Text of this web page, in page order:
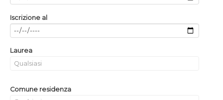
Iscrizione al
Laurea
Comune residenza